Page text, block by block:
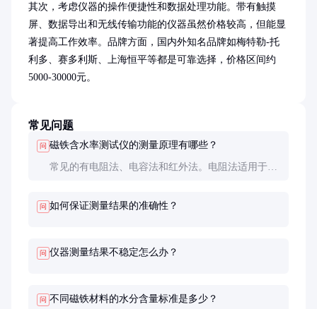
其次，考虑仪器的操作便捷性和数据处理功能。带有触摸
屏、数据导出和无线传输功能的仪器虽然价格较高，但能显
著提高工作效率。品牌方面，国内外知名品牌如梅特勒-托
利多、赛多利斯、上海恒平等都是可靠选择，价格区间约
5000-30000元。
常见问题
问 磁铁含水率测试仪的测量原理有哪些？
常见的有电阻法、电容法和红外法。电阻法适用于导
问 如何保证测量结果的准确性？
问 仪器测量结果不稳定怎么办？
问 不同磁铁材料的水分含量标准是多少？